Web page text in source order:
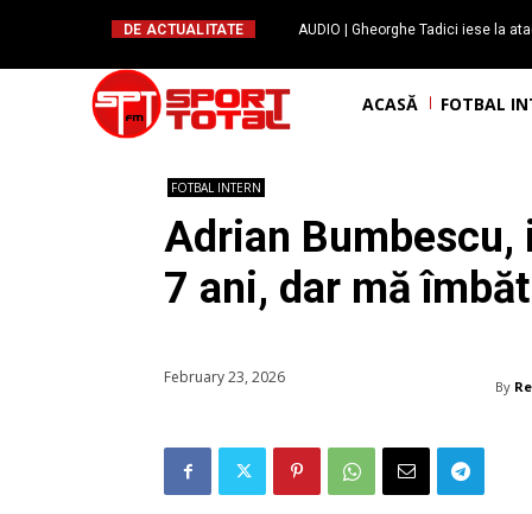
DE ACTUALITATE
AUDIO | Gheorghe Tadici iese la
ACASĂ FOTBAL
FOTBAL INTERN
Adrian Bumbescu,
7 ani, dar mă
February 23, 2026 By